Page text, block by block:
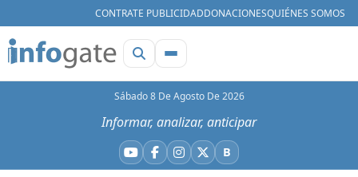
CONTRATE PUBLICIDADDONACIONESQUIÉNES SOMOS
Sábado 8 De Agosto De 2026
Informar, analizar, anticipar
YouTube
Facebook
Instagram
X BBluesky